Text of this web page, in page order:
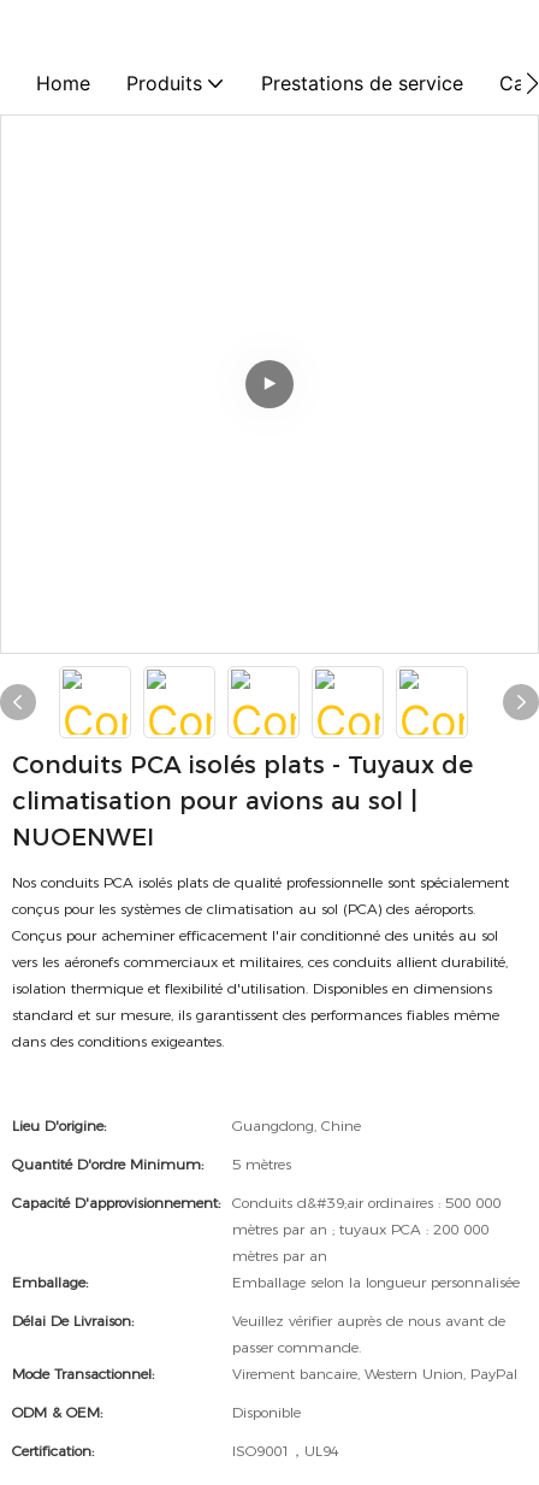
Home Produits Prestations de service Cas
Conduits PCA isolés plats - Tuyaux de
climatisation pour avions au sol |
NUOENWEI
Nos conduits PCA isolés plats de qualité professionnelle sont spécialement
conçus pour les systèmes de climatisation au sol (PCA) des aéroports.
Conçus pour acheminer efficacement l'air conditionné des unités au sol
vers les aéronefs commerciaux et militaires, ces conduits allient durabilité,
isolation thermique et flexibilité d'utilisation. Disponibles en dimensions
standard et sur mesure, ils garantissent des performances fiables même
dans des conditions exigeantes.
Lieu D'origine: Guangdong, Chine
Quantité D'ordre Minimum: 5 mètres
Capacité D'approvisionnement:
Conduits d&#39;air ordinaires : 500 000
mètres par an ; tuyaux PCA : 200 000
mètres par an
Emballage:
Emballage selon la longueur personnalisée
Délai De Livraison:
Veuillez vérifier auprès de nous avant de
passer commande.
Mode Transactionnel:
Virement bancaire, Western Union, PayPal
ODM & OEM: Disponible
Certification: ISO9001，UL94